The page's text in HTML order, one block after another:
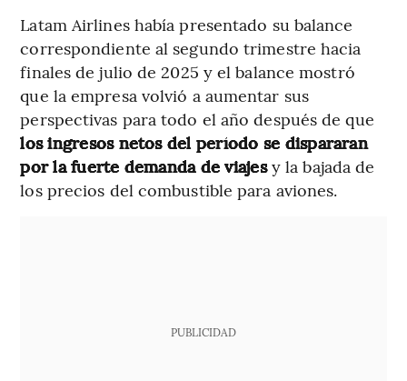
Latam Airlines había presentado su balance
correspondiente al segundo trimestre hacia
finales de julio de 2025 y el balance mostró
que la empresa volvió a aumentar sus
perspectivas para todo el año después de que
los ingresos netos del período se dispararan
por la fuerte demanda de viajesy la bajada de
los precios del combustible para aviones.
PUBLICIDAD